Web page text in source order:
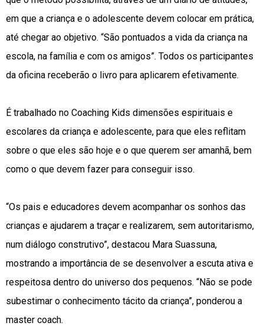
em que a criança e o adolescente devem colocar em prática,
até chegar ao objetivo. “São pontuados a vida da criança na
escola, na família e com os amigos”. Todos os participantes
da oficina receberão o livro para aplicarem efetivamente.
É trabalhado no Coaching Kids dimensões espirituais e
escolares da criança e adolescente, para que eles reflitam
sobre o que eles são hoje e o que querem ser amanhã, bem
como o que devem fazer para conseguir isso.
“Os pais e educadores devem acompanhar os sonhos das
crianças e ajudarem a traçar e realizarem, sem autoritarismo,
num diálogo construtivo”, destacou Mara Suassuna,
mostrando a importância de se desenvolver a escuta ativa e
respeitosa dentro do universo dos pequenos. “Não se pode
subestimar o conhecimento tácito da criança”, ponderou a
master coach.